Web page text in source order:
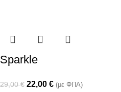
Sparkle
29,00€ 22,00 € (με ΦΠΑ)